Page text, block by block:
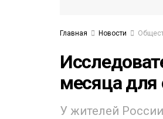
Главная Новости
месяца для
У жителей